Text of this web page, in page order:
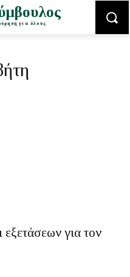
για όλους
για τον